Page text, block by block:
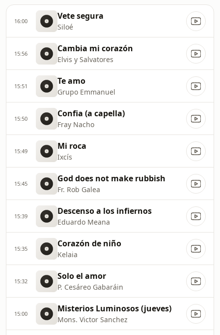
16:00 Vete segura
Siloé
15:56 Cambia mi corazón
Elvis y Salvatores
15:51 Te amo
Grupo Emmanuel
15:50 Confia (a capella)
Fray Nacho
15:49 Mi roca
Ixcís
15:45 God does not make rubbish
Fr. Rob Galea
15:39 Descenso a los infiernos
Eduardo Meana
15:35 Corazón de niño
Kelaia
15:32 Solo el amor
P. Cesáreo Gabaráin
15:00 Misterios Luminosos (jueves)
Mons. Victor Sanchez